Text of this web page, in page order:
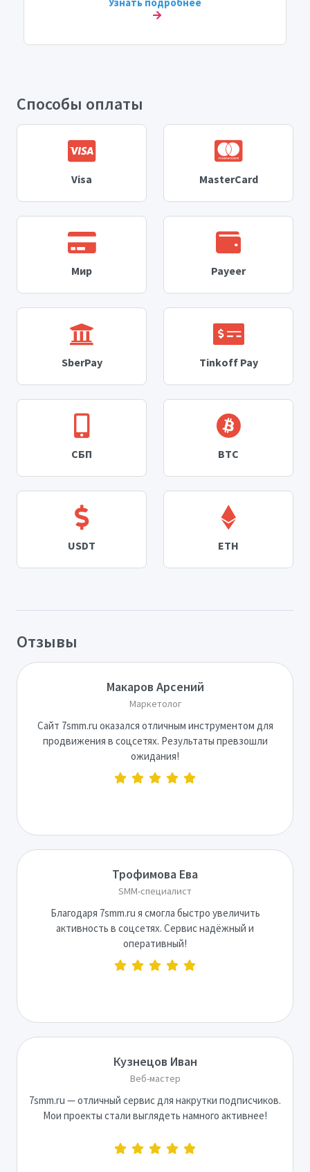
Способы оплаты
Visa MasterCard
Мир Payeer
SberPay Tinkoff Pay
СБП BTC
USDT ETH
Отзывы
Макаров Арсений
Маркетолог
Сайт 7smm.ru оказался отличным инструментом для
продвижения в соцсетях. Результаты превзошли
ожидания!
Трофимова Ева
SMM-специалист
Благодаря 7smm.ru я смогла быстро увеличить
активность в соцсетях. Сервис надёжный и
оперативный!
Кузнецов Иван
Веб-мастер
7smm.ru — отличный сервис для накрутки подписчиков.
Мои проекты стали выглядеть намного активнее!